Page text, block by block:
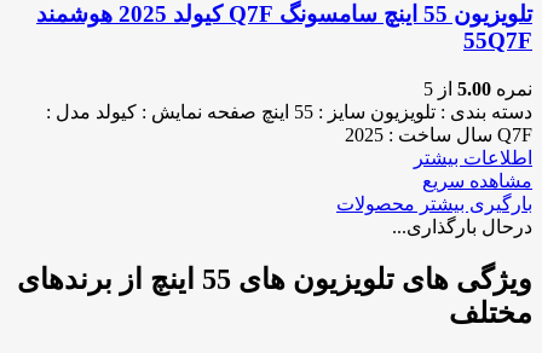
تلویزیون 55 اینچ سامسونگ Q7F کیولد 2025 هوشمند
55Q7F
نمره 5.00 از 5
دسته بندی : تلویزیون سایز : 55 اینچ صفحه نمایش : کیولد مدل :
Q7F سال ساخت : 2025
اطلاعات بیشتر
مشاهده سریع
بارگیری بیشتر محصولات
درحال بارگذاری...
ویژگی های تلویزیون های 55 اینچ از برندهای
مختلف